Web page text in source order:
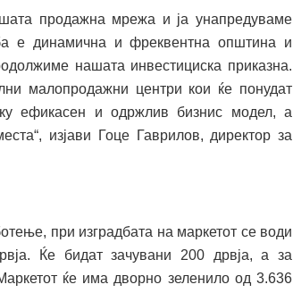
продажна мрежа и ја унапредуваме
е динамична и фреквентна општина и
нашата инвестициска приказна.
малопродажни центри кои ќе понудат
ефикасен и одржлив бизнис модел, а
изјави Гоце Гаврилов, директор за
при изградбата на маркетот се води
Ќе бидат зачувани 200 дрвја, а за
ќе има дворно зеленило од 3.636